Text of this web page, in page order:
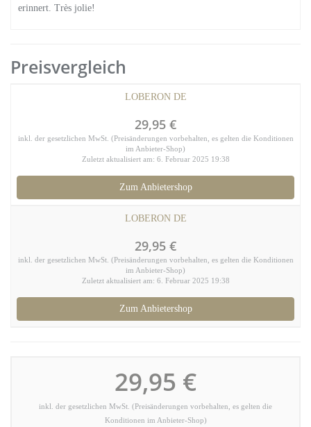
erinnert. Très jolie!
Preisvergleich
LOBERON DE
29,95 €
inkl. der gesetzlichen MwSt. (Preisänderungen vorbehalten, es gelten die Konditionen
im Anbieter-Shop)
Zuletzt aktualisiert am: 6. Februar 2025 19:38
Zum Anbietershop
LOBERON DE
29,95 €
inkl. der gesetzlichen MwSt. (Preisänderungen vorbehalten, es gelten die Konditionen
im Anbieter-Shop)
Zuletzt aktualisiert am: 6. Februar 2025 19:38
Zum Anbietershop
29,95 €
inkl. der gesetzlichen MwSt. (Preisänderungen vorbehalten, es gelten die
Konditionen im Anbieter-Shop)